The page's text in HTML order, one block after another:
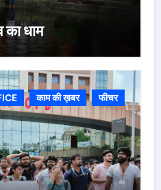
का धाम
काम की ख़बर फीचर